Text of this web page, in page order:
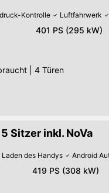
Kontrolle Luftfahrwerk
401 PS (295 kW)
4 Türen
Sitzer inkl. NoVa
des Handys Android
419 PS (308 kW)